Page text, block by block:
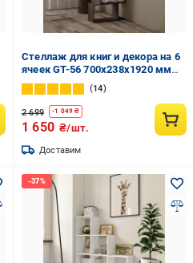
Стеллаж для книг и декора на 6
ячеек GT-56 700х238х1920 мм
Венге Магия
14
2 699 -1 049 ₴
1 650 ₴/шт.
Доставим